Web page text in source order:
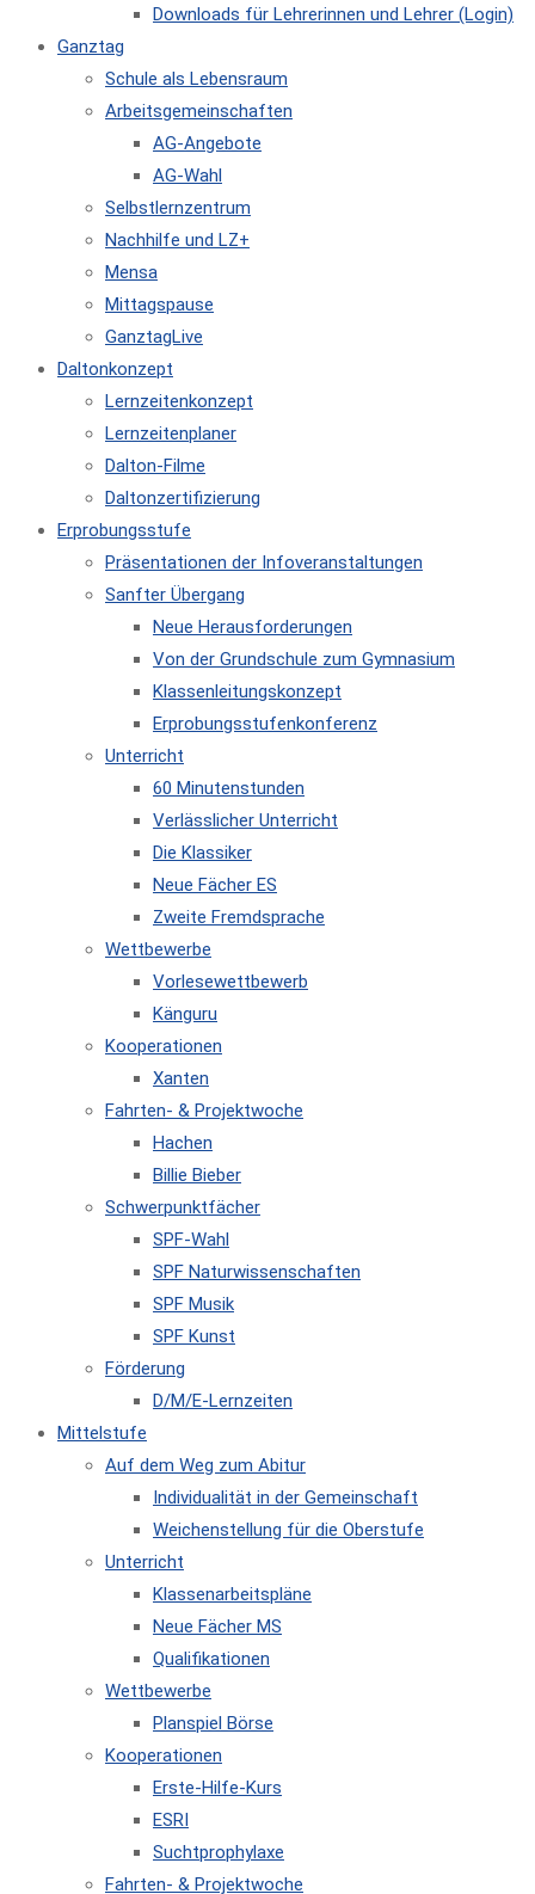
Downloads für Lehrerinnen und Lehrer (Login)
Ganztag
Schule als Lebensraum
Arbeitsgemeinschaften
AG-Angebote
AG-Wahl
Selbstlernzentrum
Nachhilfe und LZ+
Mensa
Mittagspause
GanztagLive
Daltonkonzept
Lernzeitenkonzept
Lernzeitenplaner
Dalton-Filme
Daltonzertifizierung
Erprobungsstufe
Präsentationen der Infoveranstaltungen
Sanfter Übergang
Neue Herausforderungen
Von der Grundschule zum Gymnasium
Klassenleitungskonzept
Erprobungsstufenkonferenz
Unterricht
60 Minutenstunden
Verlässlicher Unterricht
Die Klassiker
Neue Fächer ES
Zweite Fremdsprache
Wettbewerbe
Vorlesewettbewerb
Känguru
Kooperationen
Xanten
Fahrten- & Projektwoche
Hachen
Billie Bieber
Schwerpunktfächer
SPF-Wahl
SPF Naturwissenschaften
SPF Musik
SPF Kunst
Förderung
D/M/E-Lernzeiten
Mittelstufe
Auf dem Weg zum Abitur
Individualität in der Gemeinschaft
Weichenstellung für die Oberstufe
Unterricht
Klassenarbeitspläne
Neue Fächer MS
Qualifikationen
Wettbewerbe
Planspiel Börse
Kooperationen
Erste-Hilfe-Kurs
ESRI
Suchtprophylaxe
Fahrten- & Projektwoche